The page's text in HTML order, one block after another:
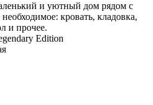
и уютный дом рядом с
кровать, кладовка,
и прочее.
Edition